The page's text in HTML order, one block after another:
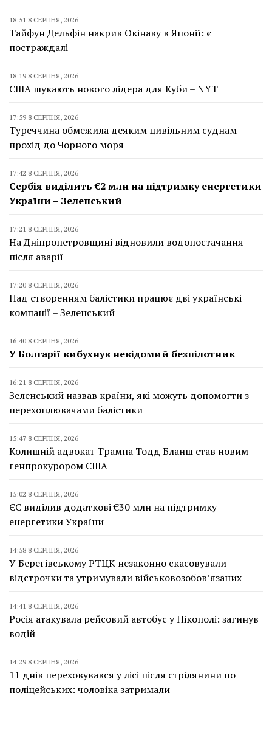
18:51 8 СЕРПНЯ, 2026
Тайфун Дельфін накрив Окінаву в Японії: є
постраждалі
18:19 8 СЕРПНЯ, 2026
США шукають нового лідера для Куби – NYT
17:59 8 СЕРПНЯ, 2026
Туреччина обмежила деяким цивільним суднам
прохід до Чорного моря
17:42 8 СЕРПНЯ, 2026
Сербія виділить €2 млн на підтримку енергетики
України – Зеленський
17:21 8 СЕРПНЯ, 2026
На Дніпропетровщині відновили водопостачання
після аварії
17:20 8 СЕРПНЯ, 2026
Над створенням балістики працює дві українські
компанії – Зеленський
16:40 8 СЕРПНЯ, 2026
У Болгарії вибухнув невідомий безпілотник
16:21 8 СЕРПНЯ, 2026
Зеленський назвав країни, які можуть допомогти з
перехоплювачами балістики
15:47 8 СЕРПНЯ, 2026
Колишній адвокат Трампа Тодд Бланш став новим
генпрокурором США
15:02 8 СЕРПНЯ, 2026
ЄС виділив додаткові €30 млн на підтримку
енергетики України
14:58 8 СЕРПНЯ, 2026
У Берегівському РТЦК незаконно скасовували
відстрочки та утримували військовозобов’язаних
14:41 8 СЕРПНЯ, 2026
Росія атакувала рейсовий автобус у Нікополі: загинув
водій
14:29 8 СЕРПНЯ, 2026
11 днів переховувався у лісі після стрілянини по
поліцейських: чоловіка затримали